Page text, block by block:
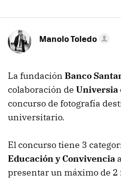
Manolo Toledo
La fundación Banco
colaboración de Universia
concurso de fotografía
universitario.
El concurso tiene 3
Educación y Convivencia
presentar un máximo de 2